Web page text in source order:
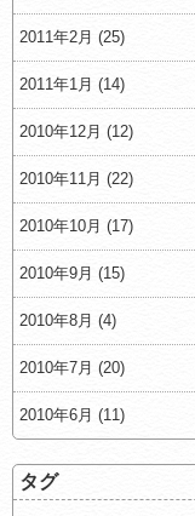
2011年2月 (25)
2011年1月 (14)
2010年12月 (12)
2010年11月 (22)
2010年10月 (17)
2010年9月 (15)
2010年8月 (4)
2010年7月 (20)
2010年6月 (11)
タグ